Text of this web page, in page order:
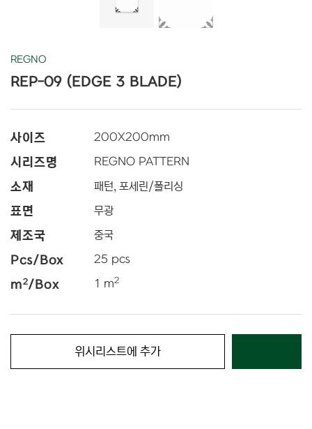
REGNO
REP-09 (EDGE 3 BLADE)
사이즈 200X200mm
시리즈명 REGNO PATTERN
소재 패턴, 포세린/폴리싱
표면 무광
제조국 중국
Pcs/Box 25 pcs
m2/Box 1 m2
위시리스트에 추가